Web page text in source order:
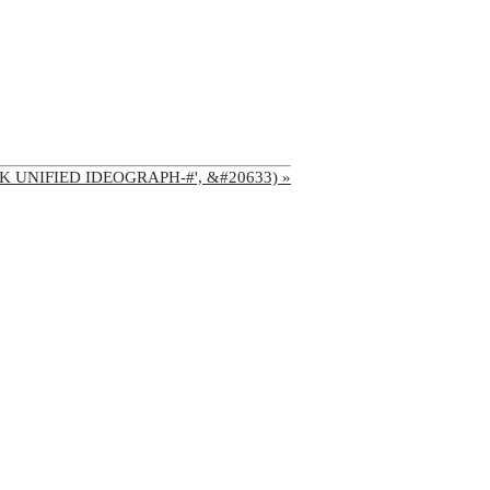
UNIFIED IDEOGRAPH-#', &#20633) »